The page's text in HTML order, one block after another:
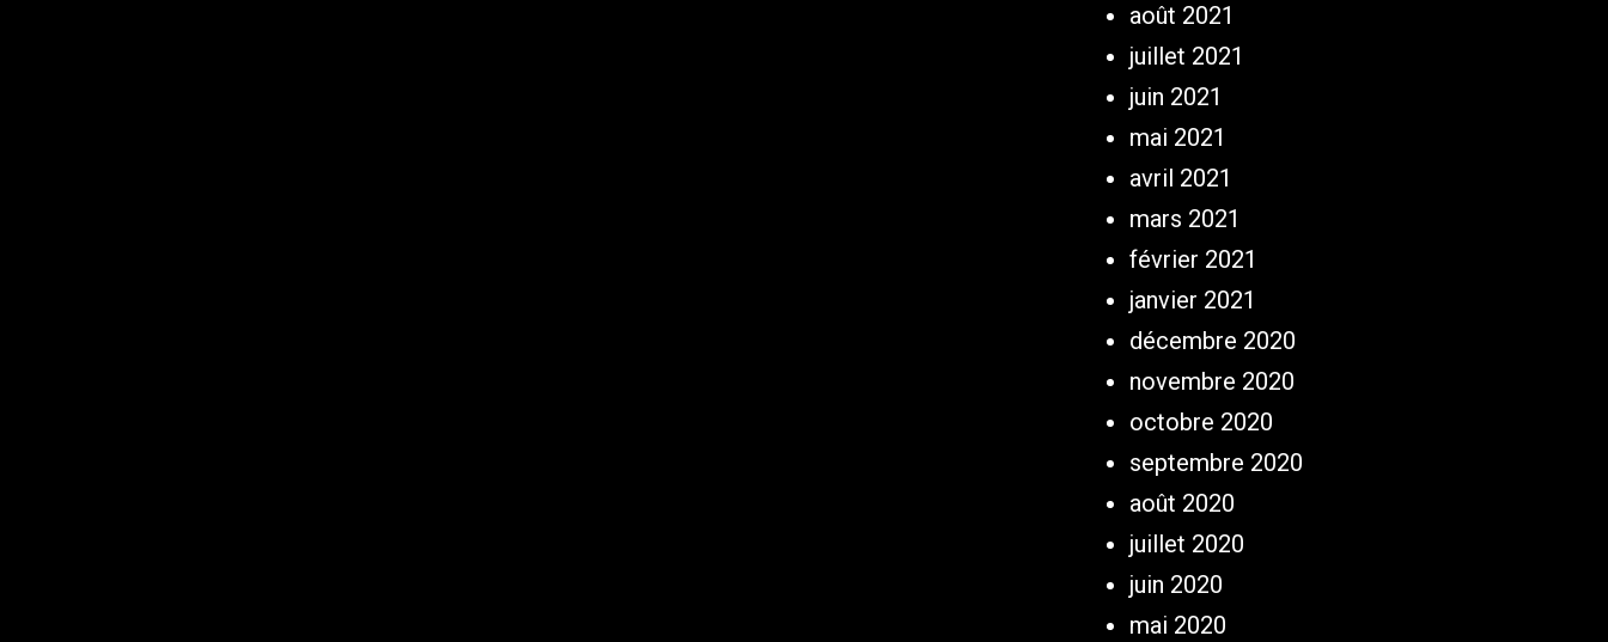
août 2021
juillet 2021
juin 2021
mai 2021
avril 2021
mars 2021
février 2021
janvier 2021
décembre 2020
novembre 2020
octobre 2020
septembre 2020
août 2020
juillet 2020
juin 2020
mai 2020